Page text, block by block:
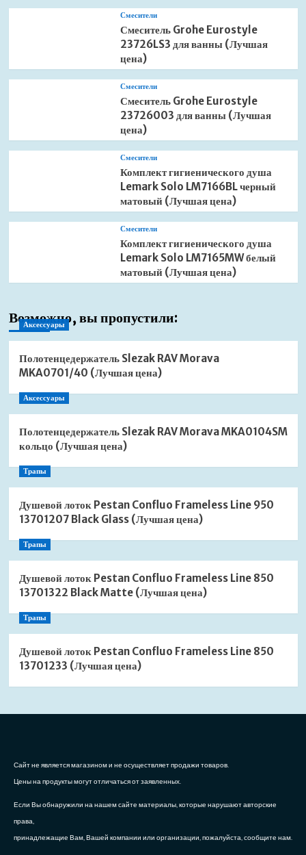
Смесители
Смеситель Grohe Eurostyle
23726LS3 для ванны (Лучшая
цена)
Смесители
Смеситель Grohe Eurostyle
23726003 для ванны (Лучшая
цена)
Смесители
Комплект гигиенического душа
Lemark Solo LM7166BL черный
матовый (Лучшая цена)
Смесители
Комплект гигиенического душа
Lemark Solo LM7165MW белый
матовый (Лучшая цена)
Возможно, вы пропустили:
Аксессуары
Полотенцедержатель Slezak RAV Morava
MKA0701/40 (Лучшая цена)
Аксессуары
Полотенцедержатель Slezak RAV Morava MKA0104SM
кольцо (Лучшая цена)
Трапы
Душевой лоток Pestan Confluo Frameless Line 950
13701207 Black Glass (Лучшая цена)
Трапы
Душевой лоток Pestan Confluo Frameless Line 850
13701322 Black Matte (Лучшая цена)
Трапы
Душевой лоток Pestan Confluo Frameless Line 850
13701233 (Лучшая цена)
Сайт не является магазином и не осуществляет продажи товаров.
Цены на продукты могут отличаться от заявленных.
Если Вы обнаружили на нашем сайте материалы, которые нарушают авторские
права,
принадлежащие Вам, Вашей компании или организации, пожалуйста, сообщите нам.